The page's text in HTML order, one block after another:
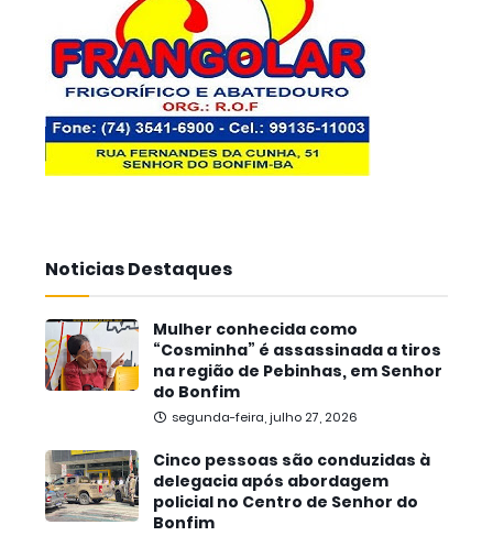
Noticias Destaques
Mulher conhecida como
“Cosminha” é assassinada a tiros
na região de Pebinhas, em Senhor
do Bonfim
segunda-feira, julho 27, 2026
Cinco pessoas são conduzidas à
delegacia após abordagem
policial no Centro de Senhor do
Bonfim